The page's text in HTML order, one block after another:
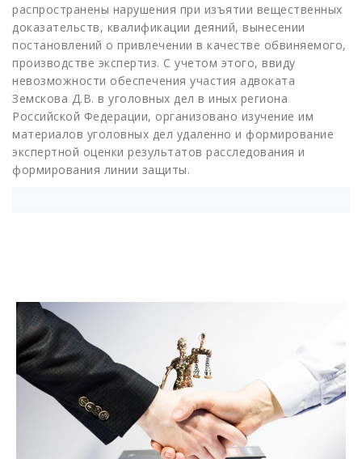
распространены нарушения при изъятии вещественных
доказательств, квалификации деяний, вынесении
постановлений о привлечении в качестве обвиняемого,
производстве экспертиз. С учетом этого, ввиду
невозможности обеспечения участия адвоката
Земскова Д.В. в уголовных дел в иных региона
Российской Федерации, организовано изучение им
материалов уголовных дел удаленно и формирование
экспертной оценки результатов расследования и
формирования линии защиты.